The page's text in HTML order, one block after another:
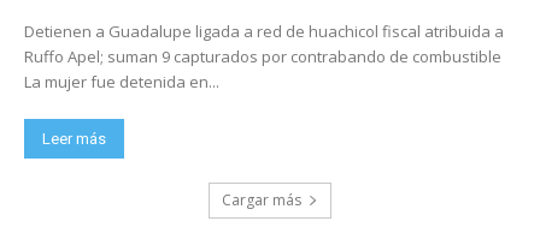
Detienen a Guadalupe ligada a red de huachicol fiscal atribuida a
Ruffo Apel; suman 9 capturados por contrabando de combustible
La mujer fue detenida en...
Leer más
Cargar más